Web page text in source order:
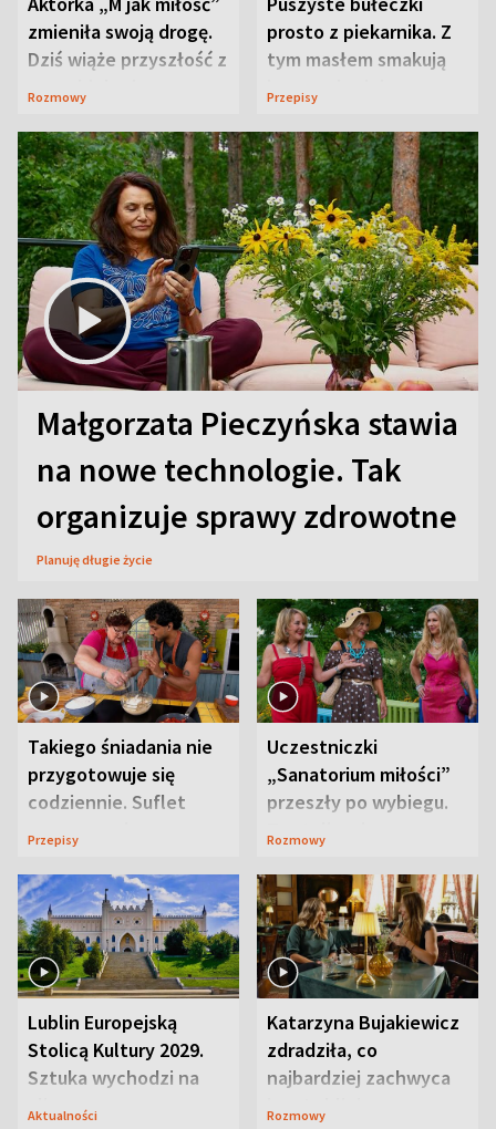
zmieniła swoją drogę.
Dziś wiąże przyszłość z
neurobiologią
Rozmowy
prosto z piekarnika. Z
tym masłem smakują
jeszcze lepiej
Przepisy
Małgorzata Pieczyńska stawia
na nowe technologie. Tak
organizuje sprawy zdrowotne
Planuję długie życie
Takiego śniadania nie
przygotowuje się
codziennie. Suflet
serowy zachwyca
Przepisy
Uczestniczki
„Sanatorium miłości”
przeszły po wybiegu.
Te stylizacje
Rozmowy
Lublin Europejską
Stolicą Kultury 2029.
Sztuka wychodzi na
ulice
Aktualności
Katarzyna Bujakiewicz
zdradziła, co
najbardziej zachwyca
ją w Lublinie
Rozmowy